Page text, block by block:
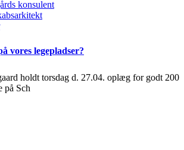
konsulent
vores legepladser?
holdt torsdag d. 27.04. oplæg for godt 200
på Sch